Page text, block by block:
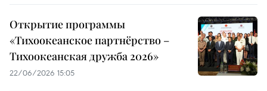
Открытие программы
«Тихоокеанское партнёрство –
Тихоокеанская дружба 2026»
22/06/2026 15:05